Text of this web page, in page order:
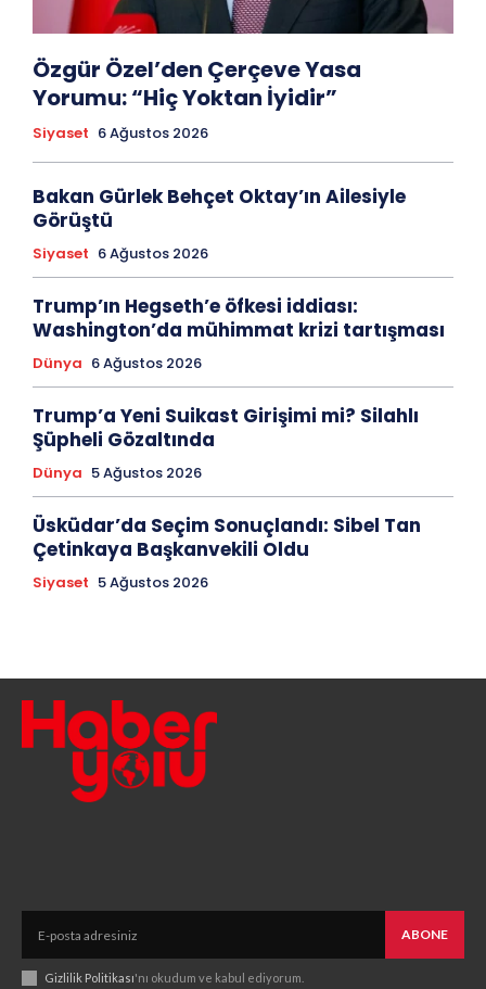
Özgür Özel’den Çerçeve Yasa
Yorumu: “Hiç Yoktan İyidir”
Siyaset 6 Ağustos 2026
Bakan Gürlek Behçet Oktay’ın Ailesiyle
Görüştü
Siyaset 6 Ağustos 2026
Trump’ın Hegseth’e öfkesi iddiası:
Washington’da mühimmat krizi tartışması
Dünya 6 Ağustos 2026
Trump’a Yeni Suikast Girişimi mi? Silahlı
Şüpheli Gözaltında
Dünya 5 Ağustos 2026
Üsküdar’da Seçim Sonuçlandı: Sibel Tan
Çetinkaya Başkanvekili Oldu
Siyaset 5 Ağustos 2026
ABONE
Gizlilik Politikası'nı okudum ve kabul ediyorum.